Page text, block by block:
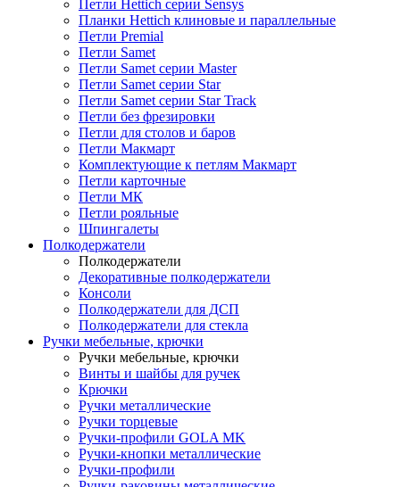
Петли Hettich серии Sensys
Планки Hettich клиновые и параллельные
Петли Premial
Петли Samet
Петли Samet серии Master
Петли Samet серии Star
Петли Samet серии Star Track
Петли без фрезировки
Петли для столов и баров
Петли Макмарт
Комплектующие к петлям Макмарт
Петли карточные
Петли МК
Петли рояльные
Шпингалеты
Полкодержатели
Полкодержатели
Декоративные полкодержатели
Консоли
Полкодержатели для ДСП
Полкодержатели для стекла
Ручки мебельные, крючки
Ручки мебельные, крючки
Винты и шайбы для ручек
Крючки
Ручки металлические
Ручки торцевые
Ручки-профили GOLA MK
Ручки-кнопки металлические
Ручки-профили